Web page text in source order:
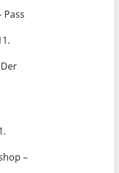
Pass
–